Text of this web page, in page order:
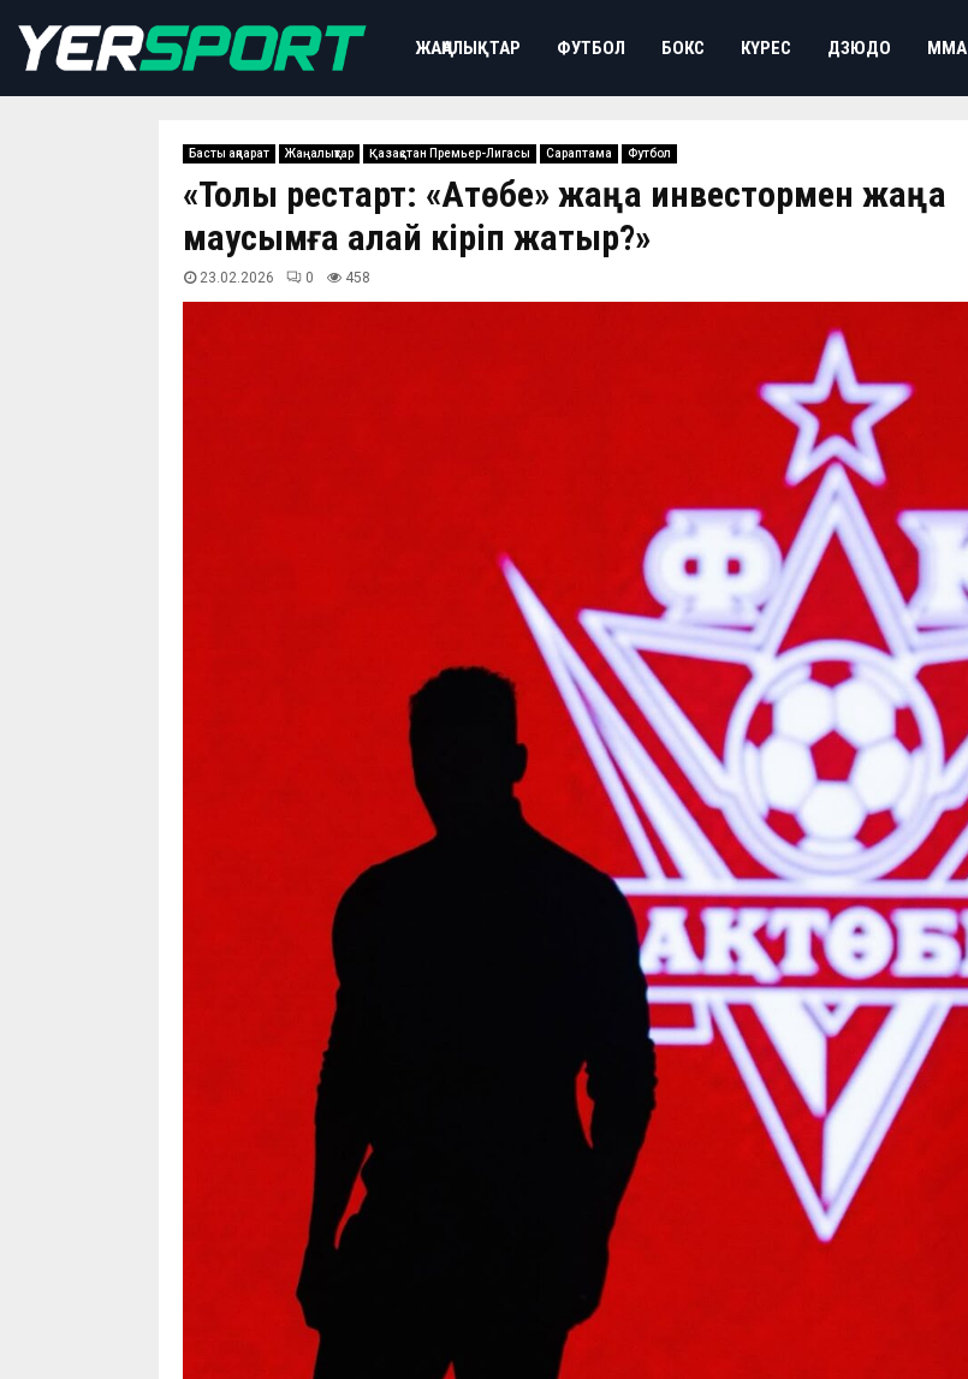
ЖАҢАЛЫҚТАР ФУТБОЛ БОКС КҮРЕС ДЗЮДО ММА
Басты ақпарат Жаңалықтар Қазақстан Премьер-Лигасы Сараптама Футбол
«Толық рестарт: «Ақтөбе» жаңа инвестормен жаңа
маусымға қалай кіріп жатыр?»
23.02.2026 0 458